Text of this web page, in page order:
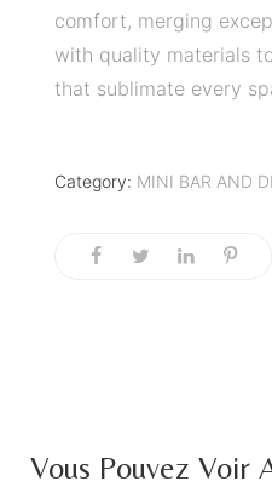
comfort, merging
with quality materials
that sublimate every
Category: MINI BAR AND
Vous Pouvez Voir